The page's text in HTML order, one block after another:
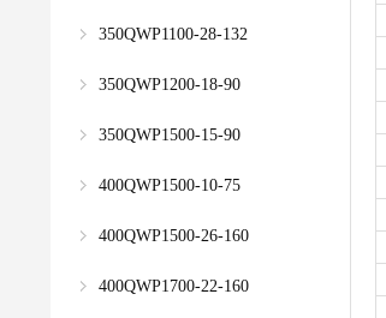
350QWP1100-28-132
350QWP1200-18-90
350QWP1500-15-90
400QWP1500-10-75
400QWP1500-26-160
400QWP1700-22-160